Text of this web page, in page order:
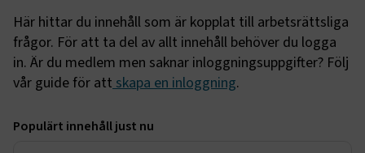
Här hittar du innehåll som är kopplat till arbetsrättsliga
frågor. För att ta del av allt innehåll behöver du logga
in. Är du medlem men saknar inloggningsuppgifter? Följ
vår guide för attskapa en inloggning.
Populärt innehåll just nu